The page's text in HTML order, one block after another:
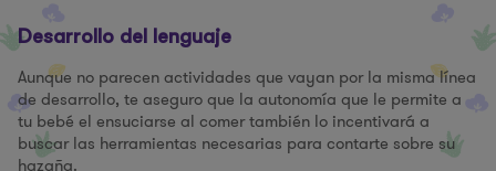
Desarrollo del lenguaje
Aunque no parecen actividades que vayan por la misma línea
de desarrollo, te aseguro que la autonomía que le permite a
tu bebé el ensuciarse al comer también lo incentivará a
buscar las herramientas necesarias para contarte sobre su
hazaña.